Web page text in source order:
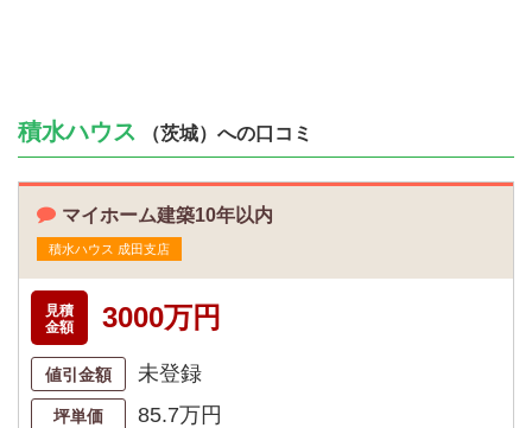
積水ハウス （茨城）への口コミ
マイホーム建築10年以内
積水ハウス 成田支店
見積
金額
3000万円
値引金額 未登録
坪単価 85.7万円